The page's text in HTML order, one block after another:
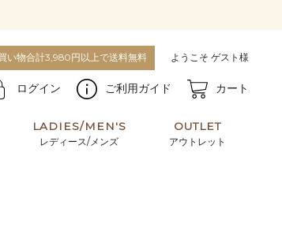
い物合計3,980円以上で送料無料 ようこそ ゲスト様
ログイン ご利用ガイド カート
LADIES/MEN'S
レディース/メンズ
OUTLET
アウトレット